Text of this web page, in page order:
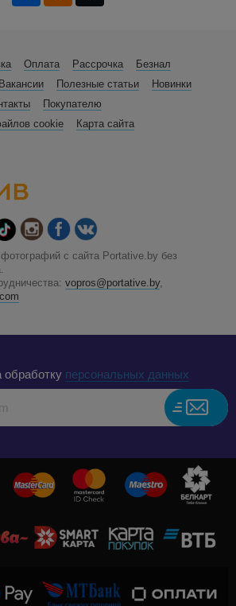
Оплата Рассрочка
Безнал
Вакансии Полезные статьи
Новинки
Покупателю
cookie
Карта сайта
фотографий с сайта Portative.by без
vopros@portative.by,
обработку персональных данных